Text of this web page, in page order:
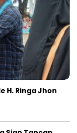
H. Ringa Jhon